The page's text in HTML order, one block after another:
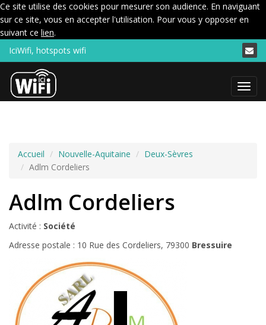
Ce site utilise des cookies pour mesurer son audience. En naviguant
sur ce site, vous en accepter l'utilisation. Pour vous y opposer en
suivant ce lien.
IciWifi, hotspots wifi
Menu
Accueil Nouvelle-Aquitaine
Deux-Sèvres
Adlm Cordeliers
Adlm Cordeliers
Activité : Société
Adresse postale : 10 Rue des Cordeliers, 79300 Bressuire